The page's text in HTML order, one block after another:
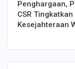
Penghargaan,
CSR Tingkatkan
Kesejahteraan